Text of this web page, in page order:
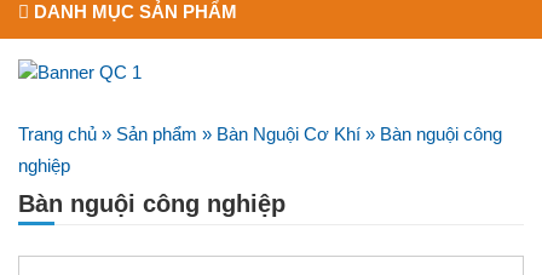
DANH MỤC SẢN PHẨM
Trang chủ » Sản phẩm » Bàn Nguội Cơ Khí » Bàn nguội công
nghiệp
Bàn nguội công nghiệp